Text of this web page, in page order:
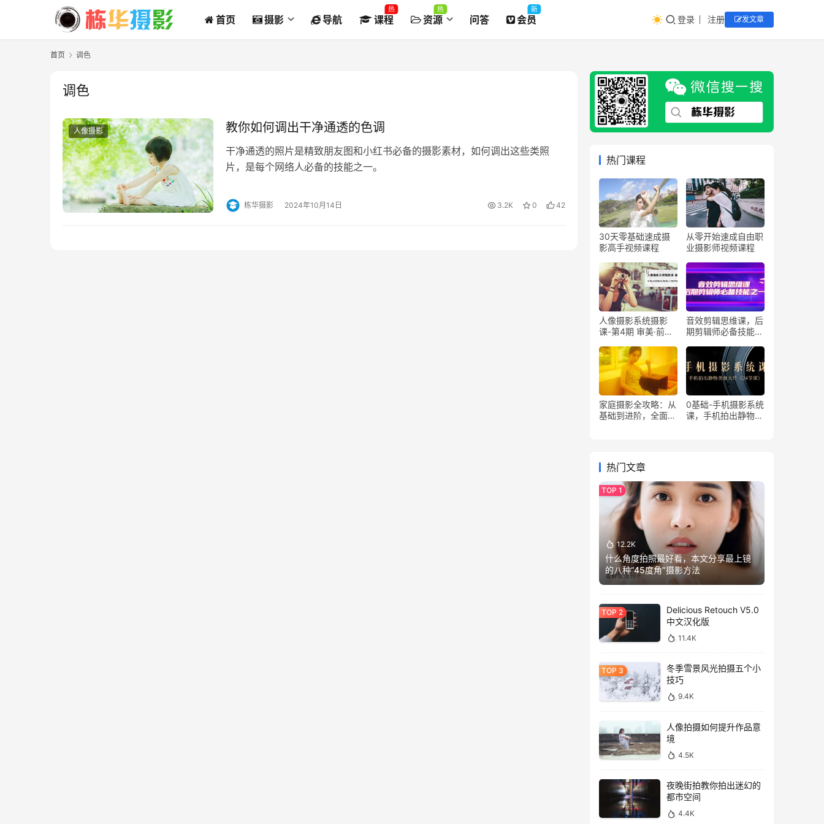
首页 摄影 导航 课程
热
资源
热
问答 会员
新
登录 注册 发文章
首页 调色
调色
人像摄影 教你如何调出干净通透的色调
干净通透的照片是精致朋友图和小红书必备的摄影素材，如何调出这些类照
片，是每个网络人必备的技能之一。
栋华摄影 2024年10月14日 3.2K 0 42
热门课程
30天零基础速成摄
影高手视频课程
从零开始速成自由职
业摄影师视频课程
人像摄影系统摄影
课-第4期 审美·前期
调色 全程干货
音效剪辑思维课，后
期剪辑师必备技能之
家庭摄影全攻略：从
基础到进阶，全面提
0基础-手机摄影系统
课，手机拍出静物美
热门文章
12.2K
什么角度拍照最好看，本文分享最上镜
的八种“45度角”摄影方法
Delicious Retouch V5.0
中文汉化版
11.4K
冬季雪景风光拍摄五个小
技巧
9.4K
人像拍摄如何提升作品意
境
4.5K
夜晚街拍教你拍出迷幻的
都市空间
4.4K